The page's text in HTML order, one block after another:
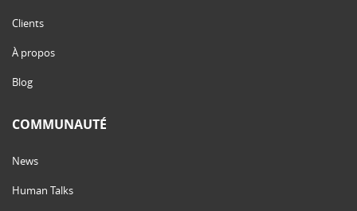
Clients
À propos
Blog
COMMUNAUTÉ
News
Human Talks